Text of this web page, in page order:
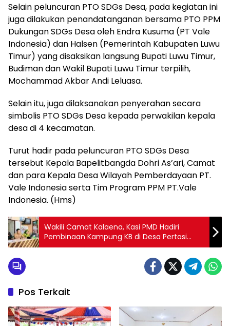
Selain peluncuran PTO SDGs Desa, pada kegiatan ini
juga dilakukan penandatanganan bersama PTO PPM
Dukungan SDGs Desa oleh Endra Kusuma (PT Vale
Indonesia) dan Halsen (Pemerintah Kabupaten Luwu
Timur) yang disaksikan langsung Bupati Luwu Timur,
Budiman dan Wakil Bupati Luwu Timur terpilih,
Mochammad Akbar Andi Leluasa.
Selain itu, juga dilaksanakan penyerahan secara
simbolis PTO SDGs Desa kepada perwakilan kepala
desa di 4 kecamatan.
Turut hadir pada peluncuran PTO SDGs Desa
tersebut Kepala Bapelitbangda Dohri As’ari, Camat
dan para Kepala Desa Wilayah Pemberdayaan PT.
Vale Indonesia serta Tim Program PPM PT.Vale
Indonesia. (Hms)
Wakili Camat Kalaena, Kasi PMD Hadiri
Pembinaan Kampung KB di Desa Pertasi
Kencana
Pos Terkait